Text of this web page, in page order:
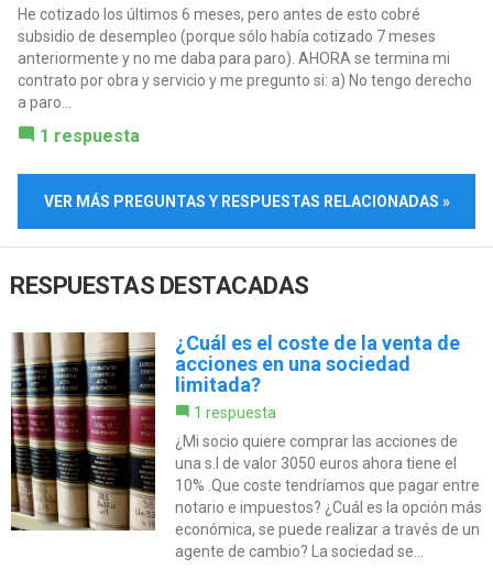
He cotizado los últimos 6 meses, pero antes de esto cobré
subsidio de desempleo (porque sólo había cotizado 7 meses
anteriormente y no me daba para paro). AHORA se termina mi
contrato por obra y servicio y me pregunto si: a) No tengo derecho
a paro...
1 respuesta
VER MÁS PREGUNTAS Y RESPUESTAS RELACIONADAS »
RESPUESTAS DESTACADAS
¿Cuál es el coste de la venta de
acciones en una sociedad
limitada?
1 respuesta
¿Mi socio quiere comprar las acciones de
una s.l de valor 3050 euros ahora tiene el
10% .Que coste tendríamos que pagar entre
notario e impuestos? ¿Cuál es la opción más
económica, se puede realizar a través de un
agente de cambio? La sociedad se...